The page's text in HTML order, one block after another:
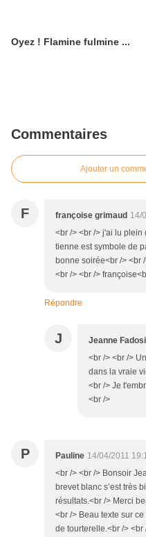
Oyez ! Flamine fulmine ...
Commentaires
Ajouter un
F françoise grimaud 14/
<br /> <br /> j'ai lu plein
tienne est symbole de
bonne soirée<br /> <br
<br /> <br />
Répondre
J Jeanne Fadosi
<br /> <br />
dans la vraie
<br /> Je
<br />
P Pauline 14/04/2011
<br /> <br /> Bonsoir
brevet blanc s’est très
résultats.<br /> Merci
<br /> Beau texte sur
de tourterelle.<br />